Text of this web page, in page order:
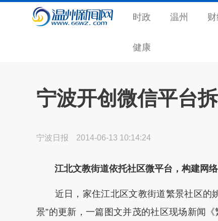
时政 温州
健康
宁波开创微信平台
宁波日报 2014-06-13 10:14:24
江北文教街道依托社区微平台，构建网
近日，家住江北区文教街道繁景社区的
景”的更新，一篇图文并茂的社区现场新闻《